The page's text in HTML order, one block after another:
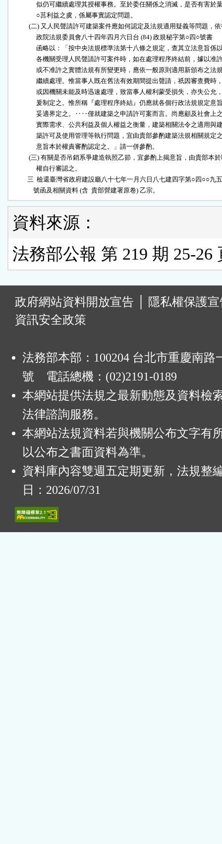
似仍可繼續處理其授權事務。至於委任關係之消滅，是否有害於
                ○莒利益之虞，係屬事實認定問題。
(二) 又人民聲請許可建築案件應如何認定及法規適用疑義等問題，
                政院法規委員會八十四年四月六日台 (84) 政規秘字第○四○號書
函略以：「按中央法規標準法第十八條之規定，查其立法意旨係
各機關受理人民聲請許可案件時，如在處理程序終結前，據以准
或不准許之實體法規有所變更時，應依一般原則適用新頒布之法
繼續處理。惟當事人既在舊法有效期間提出聲請，祇因審查費時
或因機關未能及時迅速處理，致當事人權利蒙受損失，亦失公允
爰制定之。惟所稱『處理程序終結』仍應就各個行政法規規定意
妥適界定之。‥‥僅就建築之申請許可案而言。尚應顧及社會上
實際需求、公共利益及個人權益之衡量，建築相關法令之適用與
築許可及使用管理等執行問題，宜由貴部參酌建築法規相關規定
                意旨本於權責審酌認定之。」請一併參酌。
(三) 有關是否吊銷系爭建造執照乙節，宜參酌上揭意旨，由貴部本
                權自行審認之。
          三  檢還臺灣省政府建設廳八十七年一月六日八七建四字第○四○○九五
              號函及相關資料 (含  貴部營建署原卷) 乙宗。
資料來源：
法務部公報 第 219 期 25-26
政府網站資料開放宣告
隱私權保護
資訊安全政策
法務部本部：100204 台北市重慶南路
號 電話總機：(02)2191-0189
本網站提供法規之最新動態及資料檢
法律諮詢服務。
本網站法規資料若與機關公布文字有
以公布之書面資料為準。
資料庫內容雙週五定期更新，法規整
日：2026/07/31